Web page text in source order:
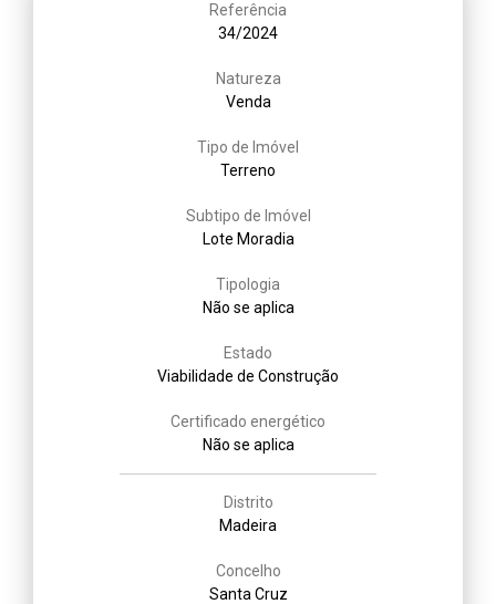
Referência
34/2024
Natureza
Venda
Tipo de Imóvel
Terreno
Subtipo de Imóvel
Lote Moradia
Tipologia
Não se aplica
Estado
Viabilidade de Construção
Certificado energético
Não se aplica
Distrito
Madeira
Concelho
Santa Cruz